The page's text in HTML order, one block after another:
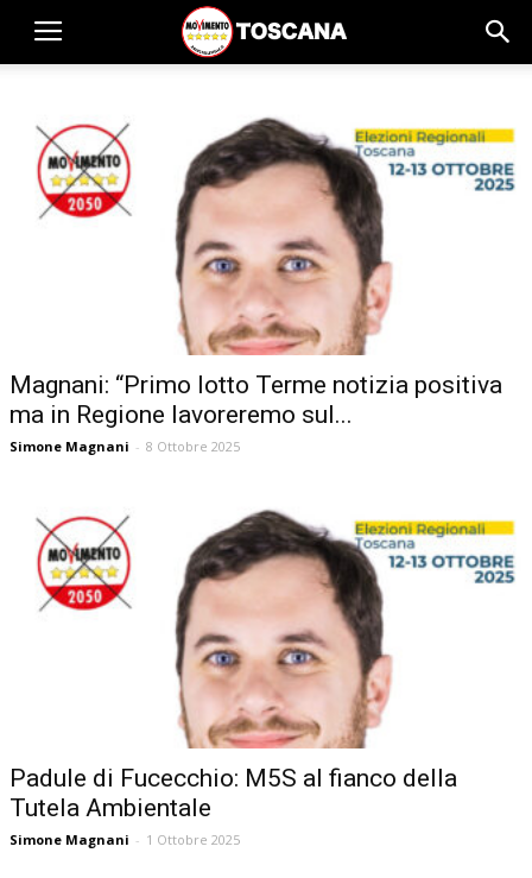
Magnani: “Primo lotto Terme notizia positiva
ma in Regione lavoreremo sul...
Simone Magnani - 8 Ottobre 2025
Padule di Fucecchio: M5S al fianco della
Tutela Ambientale
Simone Magnani - 1 Ottobre 2025